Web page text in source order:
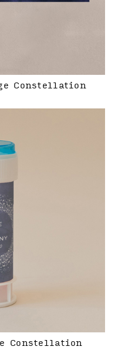
Constellation
Constellation